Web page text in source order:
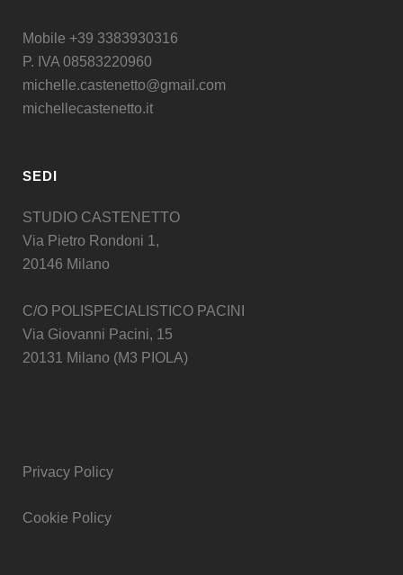
Mobile +39 3383930316
P. IVA 08583220960
michelle.castenetto@gmail.com
michellecastenetto.it
SEDI
STUDIO CASTENETTO
Via Pietro Rondoni 1,
20146 Milano
C/O POLISPECIALISTICO PACINI
Via Giovanni Pacini, 15
20131 Milano (M3 PIOLA)
Privacy Policy
Cookie Policy